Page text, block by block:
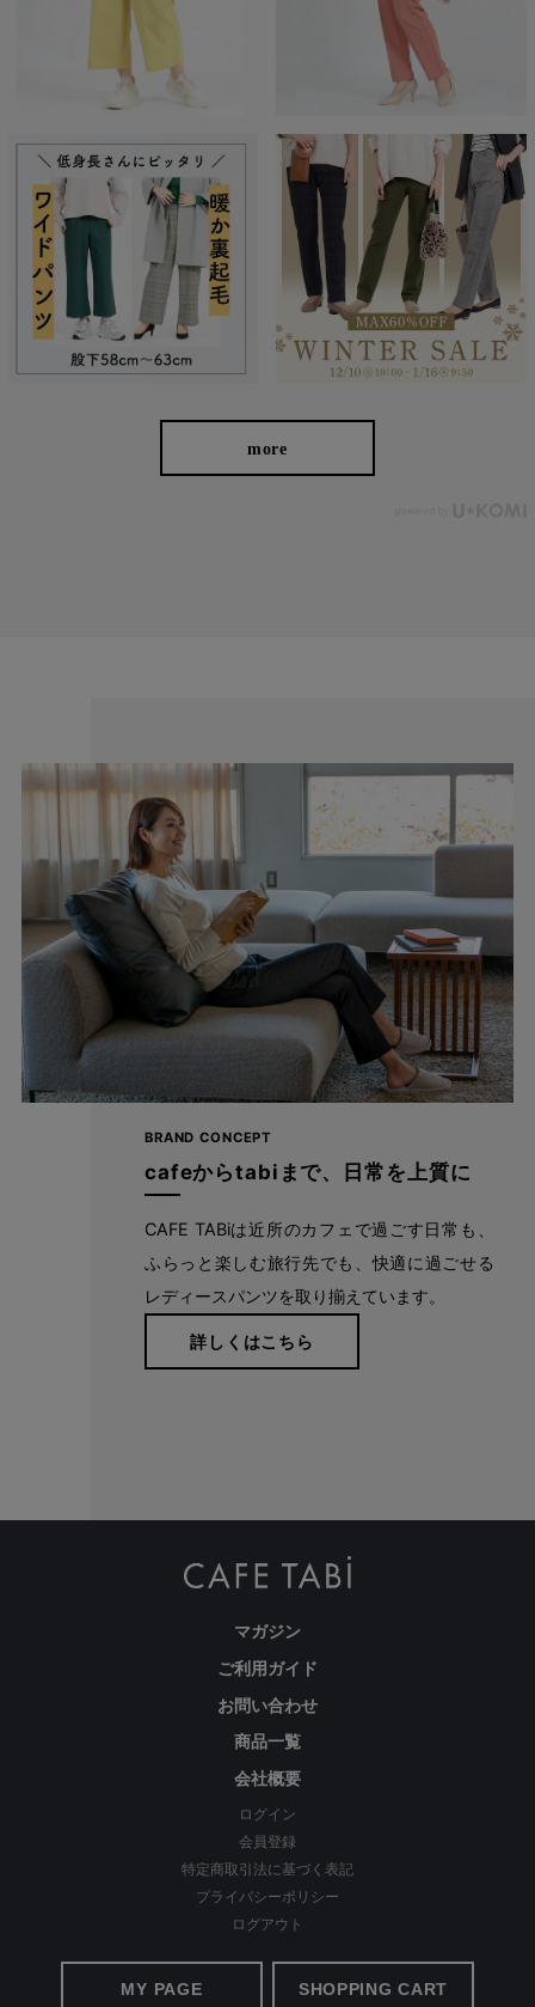
一本で、日常もお出かけも。
ナチュラルでこなれた表情が魅力の麻混素材。程よいゆとりと上
品さで、Tシャツにもブラウスにもマッチ。コーデの幅が広がる
万能テーパードです。
more
BRAND CONCEPT
cafeからtabiまで、日常を上質に
CAFE TABiは近所のカフェで過ごす日常も、
ふらっと楽しむ旅行先でも、快適に過ごせる
レディースパンツを取り揃えています。
詳しくはこちら
マガジン
ご利用ガイド
お問い合わせ
商品一覧
会社概要
ログイン
会員登録
特定商取引法に基づく表記
プライバシーポリシー
ログアウト
MY PAGE SHOPPING CART